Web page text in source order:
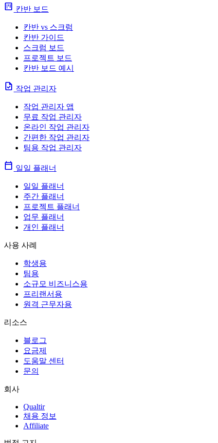
view_kanban 칸반 보드
칸반 vs 스크럼
칸반 가이드
스크럼 보드
프로젝트 보드
칸반 보드 예시
task 작업 관리자
작업 관리자 앱
무료 작업 관리자
온라인 작업 관리자
간편한 작업 관리자
팀용 작업 관리자
calendar_today 일일 플래너
일일 플래너
주간 플래너
프로젝트 플래너
업무 플래너
개인 플래너
사용 사례
학생용
팀용
소규모 비즈니스용
프리랜서용
원격 근무자용
리소스
블로그
요금제
도움말 센터
문의
회사
Qualtir
채용 정보
Affiliate